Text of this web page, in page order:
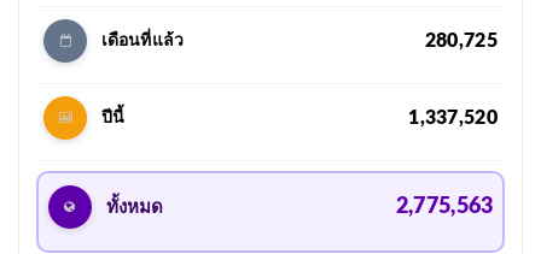
เดือนที่แล้ว 280,725
ปีนี้ 1,337,520
ทั้งหมด 2,775,563